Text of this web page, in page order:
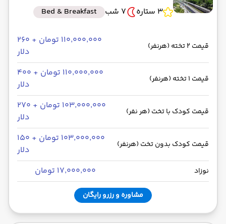
3 ستاره 7 شب Bed & Breakfast
قیمت 2 تخته (هرنفر)
۱۱۰٬۰۰۰٬۰۰۰ تومان + ۲۶۰
دلار
قیمت 1 تخته (هرنفر)
۱۱۰٬۰۰۰٬۰۰۰ تومان + ۴۰۰
دلار
قیمت کودک با تخت (هر نفر)
۱۰۳٬۰۰۰٬۰۰۰ تومان + ۲۷۰
دلار
قیمت کودک بدون تخت (هرنفر)
۱۰۳٬۰۰۰٬۰۰۰ تومان + ۱۵۰
دلار
نوزاد ۱۷٬۰۰۰٬۰۰۰ تومان
مشاوره و رزرو رایگان